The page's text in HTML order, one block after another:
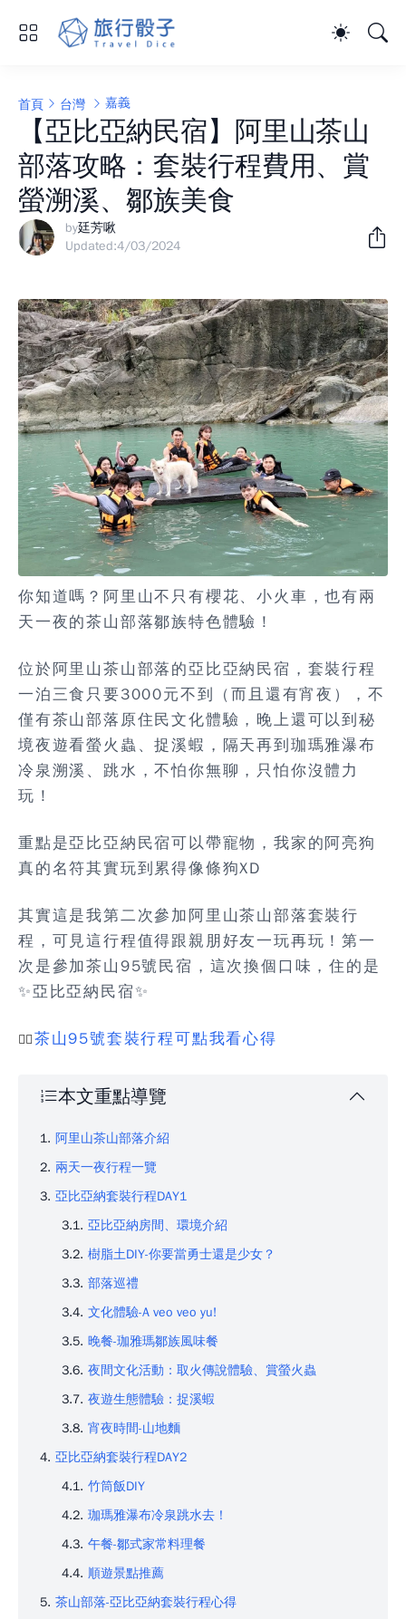
首頁 台灣 嘉義
【亞比亞納民宿】阿里山茶山
部落攻略：套裝行程費用、賞
螢溯溪、鄒族美食
by廷芳啾
Updated:4/03/2024
你知道嗎？阿里山不只有櫻花、小火車，也有兩
天一夜的茶山部落鄒族特色體驗 ！
位於阿里山茶山部落的亞比亞納民宿，套裝行程
一泊三食只要3000元不到（而且還有宵夜），不
僅有茶山部落原住民文化體驗 ，晚上還可以到秘
境夜遊看螢火蟲、捉溪蝦 ，隔天再到 珈瑪雅瀑布
冷泉溯溪、跳水 ，不怕你無聊，只怕你沒體力
玩！
重點是亞比亞納民宿可以帶寵物 ，我家的阿亮狗
真的名符其實玩到累得像條狗XD
其實這是我第二次參加阿里山茶山部落套裝行
程，可見這行程值得跟親朋好友一玩再玩！第一
次是參加茶山95號民宿 ，這次換個口味，住的是
✨亞比亞納民宿✨
👉🏻茶山95號套裝行程可點我看心得
本文重點導覽
阿里山茶山部落介紹
兩天一夜行程一覽
亞比亞納套裝行程DAY1
亞比亞納房間、環境介紹
樹脂土DIY-你要當勇士還是少女？
部落巡禮
文化體驗-A veo veo yu!
晚餐-珈雅瑪鄒族風味餐
夜間文化活動：取火傳說體驗、賞螢火蟲
夜遊生態體驗：捉溪蝦
宵夜時間-山地麵
亞比亞納套裝行程DAY2
竹筒飯DIY
珈瑪雅瀑布冷泉跳水去！
午餐-鄒式家常料理餐
順遊景點推薦
茶山部落-亞比亞納套裝行程心得